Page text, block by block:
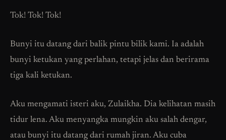
Tok! Tok! Tok!
Bunyi itu datang dari balik pintu bilik kami. Ia adalah
bunyi ketukan yang perlahan, tetapi jelas dan berirama
tiga kali ketukan.
Aku mengamati isteri aku, Zulaikha. Dia kelihatan masih
tidur lena. Aku menyangka mungkin aku salah dengar,
atau bunyi itu datang dari rumah jiran. Aku cuba